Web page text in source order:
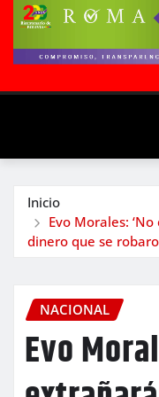
Inicio
Evo Morales:
dinero que se
NACIONAL
Evo